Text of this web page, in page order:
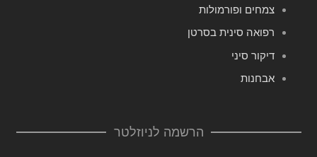
צמחים ופורמולות
רפואה סינית בסרטן
דיקור סיני
אבחנות
הרשמה לניוזלטר